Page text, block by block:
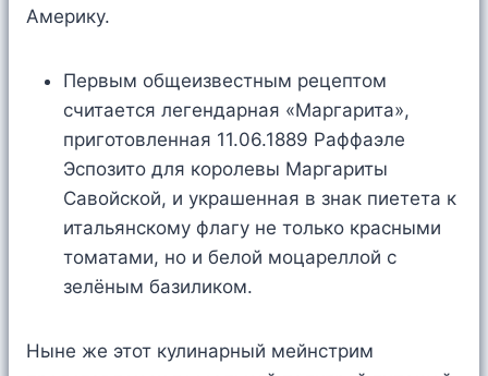
Америку.
Первым общеизвестным рецептом
считается легендарная «Маргарита»,
приготовленная 11.06.1889 Раффаэле
Эспозито для королевы Маргариты
Савойской, и украшенная в знак пиетета к
итальянскому флагу не только красными
томатами, но и белой моцареллой с
зелёным базиликом.
Ныне же этот кулинарный мейнстрим